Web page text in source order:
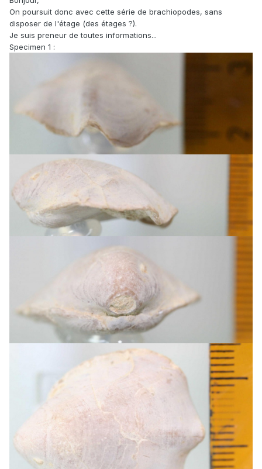
On poursuit donc avec cette série de brachiopodes, sans
disposer de l'étage (des étages ?).
Je suis preneur de toutes informations...
Specimen 1 :